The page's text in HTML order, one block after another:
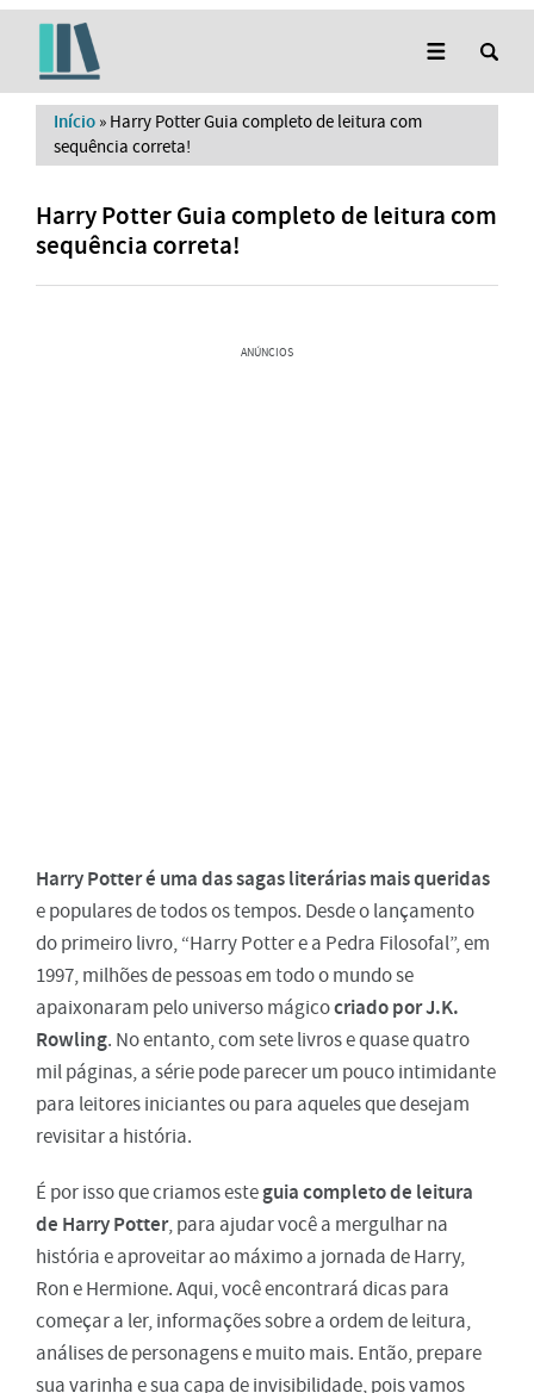
Início » Harry Potter Guia completo de leitura com
sequência correta!
Harry Potter Guia completo de leitura com
sequência correta!
ANÚNCIOS
Harry Potter é uma das sagas literárias mais queridas
e populares de todos os tempos. Desde o lançamento
do primeiro livro, “Harry Potter e a Pedra Filosofal”, em
1997, milhões de pessoas em todo o mundo se
apaixonaram pelo universo mágicocriado por J.K.
Rowling. No entanto, com sete livros e quase quatro
mil páginas, a série pode parecer um pouco intimidante
para leitores iniciantes ou para aqueles que desejam
revisitar a história.
É por isso que criamos esteguia completo de leitura
de Harry Potter, para ajudar você a mergulhar na
história e aproveitar ao máximo a jornada de Harry,
Ron e Hermione. Aqui, você encontrará dicas para
começar a ler, informações sobre a ordem de leitura,
análises de personagens e muito mais. Então, prepare
sua varinha e sua capa de invisibilidade, pois vamos